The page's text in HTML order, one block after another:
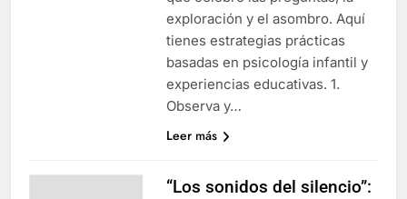
exploración y el asombro. Aquí
tienes estrategias prácticas
basadas en psicología infantil y
experiencias educativas. 1.
Observa y…
Leer más
“Los sonidos del silencio”: